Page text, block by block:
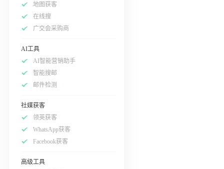
地图获客
在线搜
广交会采购商
AI工具
AI智能营销助手
智能搜邮
邮件检测
社媒获客
领英获客
WhatsApp获客
Facebook获客
高级工具